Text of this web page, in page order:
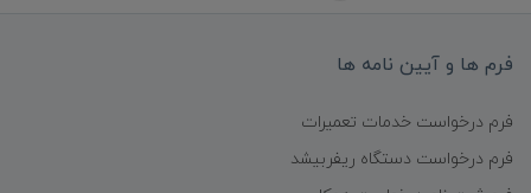
فرم ها و آیین نامه ها
فرم درخواست خدمات تعمیرات
فرم درخواست دستگاه ریفربیشد